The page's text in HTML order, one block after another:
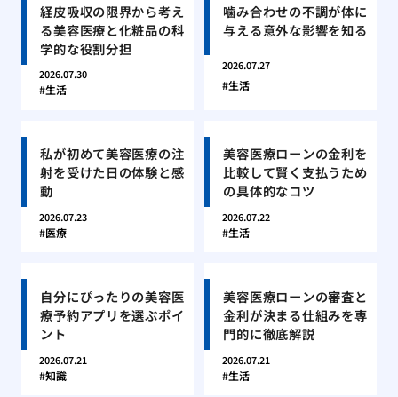
経皮吸収の限界から考え
る美容医療と化粧品の科
学的な役割分担
2026.07.30
生活
噛み合わせの不調が体に
与える意外な影響を知る
2026.07.27
生活
私が初めて美容医療の注
射を受けた日の体験と感
動
2026.07.23
医療
美容医療ローンの金利を
比較して賢く支払うため
の具体的なコツ
2026.07.22
生活
自分にぴったりの美容医
療予約アプリを選ぶポイ
ント
2026.07.21
知識
美容医療ローンの審査と
金利が決まる仕組みを専
門的に徹底解説
2026.07.21
生活